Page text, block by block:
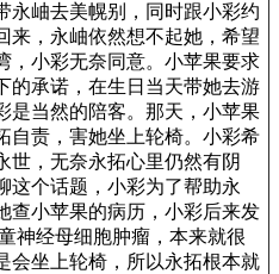
永岫去美幌别，同时跟小彩约
来，永岫依然想不起她，希望
，小彩无奈同意。小苹果要求
的承诺，在生日当天带她去游
是当然的陪客。那天，小苹果
自责，害她坐上轮椅。小彩希
世，无奈永拓心里仍然有阴
这个话题，小彩为了帮助永
查小苹果的病历，小彩后来发
神经母细胞肿瘤，本来就很
会坐上轮椅，所以永拓根本就